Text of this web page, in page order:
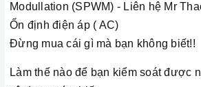
Modullation (SPWM) - Liên hệ Mr
Ổn định điện áp ( AC)
Đừng mua cái gì mà bạn không biết!!
Làm thế nào để bạn kiểm soát được